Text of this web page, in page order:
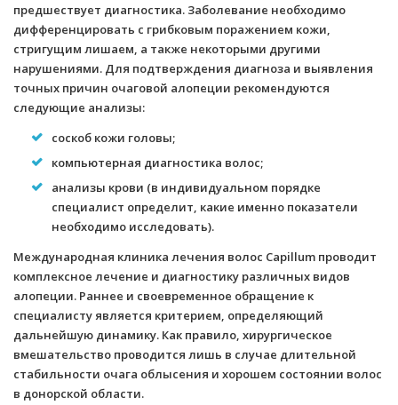
предшествует диагностика. Заболевание необходимо
дифференцировать с грибковым поражением кожи,
стригущим лишаем, а также некоторыми другими
нарушениями. Для подтверждения диагноза и выявления
точных причин очаговой алопеции рекомендуются
следующие анализы:
соскоб кожи головы;
компьютерная диагностика волос;
анализы крови (в индивидуальном порядке
специалист определит, какие именно показатели
необходимо исследовать).
Международная клиника лечения волос Capillum проводит
комплексное лечение и диагностику различных видов
алопеции. Раннее и своевременное обращение к
специалисту является критерием, определяющий
дальнейшую динамику. Как правило, хирургическое
вмешательство проводится лишь в случае длительной
стабильности очага облысения и хорошем состоянии волос
в донорской области.